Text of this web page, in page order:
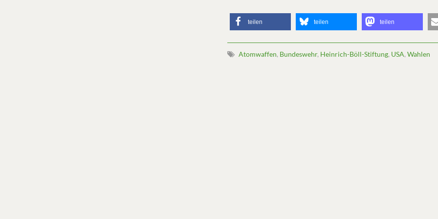
teilen teilen teilen
Atomwaffen, Bundeswehr, Heinrich-Böll-Stiftung, USA, Wahlen